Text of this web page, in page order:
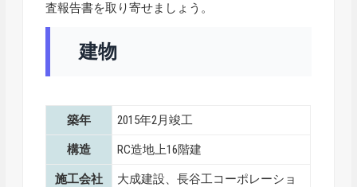
査報告書を取り寄せましょう。
建物
築年 2015年2月竣工
構造 RC造地上16階建
施工会社
大成建設、長谷工コーポレーショ